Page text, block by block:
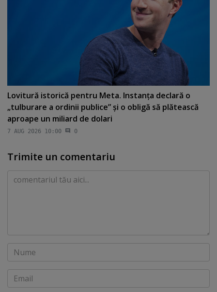
Lovitură istorică pentru Meta. Instanţa declară o
„tulburare a ordinii publice” şi o obligă să plătească
aproape un miliard de dolari
7 AUG 2026 10:00 0
Trimite un comentariu
Comentariu
Nume
Email